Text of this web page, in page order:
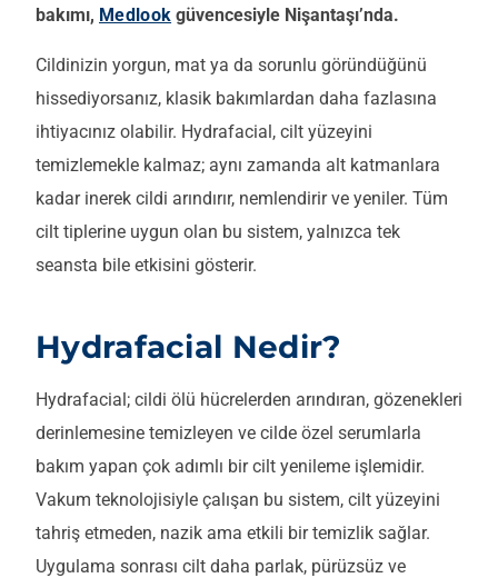
bakımı, Medlook güvencesiyle Nişantaşı’nda.
Cildinizin yorgun, mat ya da sorunlu göründüğünü
hissediyorsanız, klasik bakımlardan daha fazlasına
ihtiyacınız olabilir. Hydrafacial, cilt yüzeyini
temizlemekle kalmaz; aynı zamanda alt katmanlara
kadar inerek cildi arındırır, nemlendirir ve yeniler. Tüm
cilt tiplerine uygun olan bu sistem, yalnızca tek
seansta bile etkisini gösterir.
Hydrafacial Nedir?
Hydrafacial; cildi ölü hücrelerden arındıran, gözenekleri
derinlemesine temizleyen ve cilde özel serumlarla
bakım yapan çok adımlı bir cilt yenileme işlemidir.
Vakum teknolojisiyle çalışan bu sistem, cilt yüzeyini
tahriş etmeden, nazik ama etkili bir temizlik sağlar.
Uygulama sonrası cilt daha parlak, pürüzsüz ve